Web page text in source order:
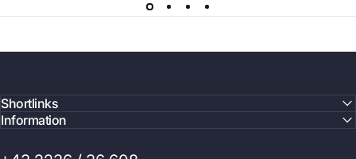
Shortlinks
Information